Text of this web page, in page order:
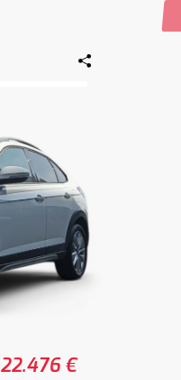
22.476 €